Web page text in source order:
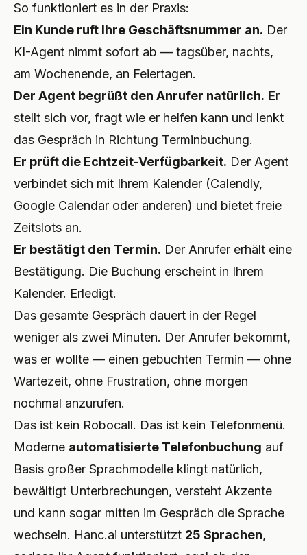
So funktioniert es in der Praxis:
Ein Kunde ruft Ihre Geschäftsnummer an. Der
KI-Agent nimmt sofort ab — tagsüber, nachts,
am Wochenende, an Feiertagen.
Der Agent begrüßt den Anrufer natürlich. Er
stellt sich vor, fragt wie er helfen kann und lenkt
das Gespräch in Richtung Terminbuchung.
Er prüft die Echtzeit-Verfügbarkeit. Der Agent
verbindet sich mit Ihrem Kalender (Calendly,
Google Calendar oder anderen) und bietet freie
Zeitslots an.
Er bestätigt den Termin. Der Anrufer erhält eine
Bestätigung. Die Buchung erscheint in Ihrem
Kalender. Erledigt.
Das gesamte Gespräch dauert in der Regel
weniger als zwei Minuten. Der Anrufer bekommt,
was er wollte — einen gebuchten Termin — ohne
Wartezeit, ohne Frustration, ohne morgen
nochmal anzurufen.
Das ist kein Robocall. Das ist kein Telefonmenü.
Moderne automatisierte Telefonbuchung auf
Basis großer Sprachmodelle klingt natürlich,
bewältigt Unterbrechungen, versteht Akzente
und kann sogar mitten im Gespräch die Sprache
wechseln. Hanc.ai unterstützt 25 Sprachen,